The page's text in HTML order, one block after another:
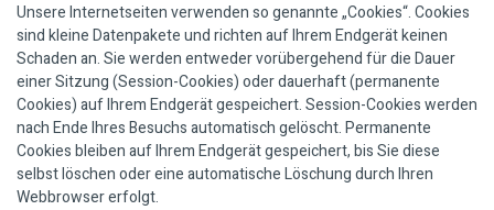
Unsere Internetseiten verwenden so genannte „Cookies“. Cookies
sind kleine Datenpakete und richten auf Ihrem Endgerät keinen
Schaden an. Sie werden entweder vorübergehend für die Dauer
einer Sitzung (Session-Cookies) oder dauerhaft (permanente
Cookies) auf Ihrem Endgerät gespeichert. Session-Cookies werden
nach Ende Ihres Besuchs automatisch gelöscht. Permanente
Cookies bleiben auf Ihrem Endgerät gespeichert, bis Sie diese
selbst löschen oder eine automatische Löschung durch Ihren
Webbrowser erfolgt.